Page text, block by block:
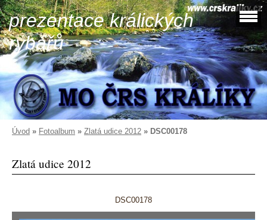
prezentace králických
rybářů
Úvod » Fotoalbum » Zlatá udice 2012 » DSC00178
Zlatá udice 2012
DSC00178